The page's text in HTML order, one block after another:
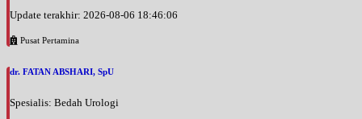
Rabu, 02/09/2026
Jam 14:00 - 17:00
Kamis, 03/09/2026
EKSEKUTIF
Update terakhir: 2026-08-06 18:46:06
Pusat Pertamina
dr. FATAN ABSHARI, SpU
Spesialis: Bedah Urologi